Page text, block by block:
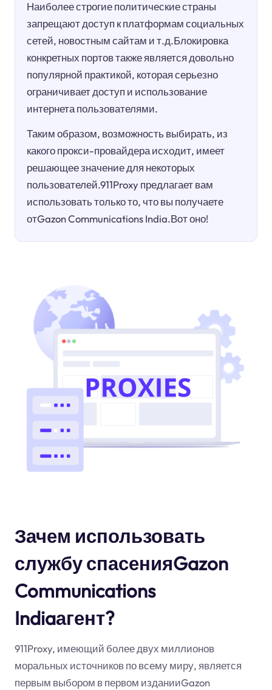
Наиболее строгие политические страны
запрещают доступ к платформам социальных
сетей, новостным сайтам и т.д.Блокировка
конкретных портов также является довольно
популярной практикой, которая серьезно
ограничивает доступ и использование
интернета пользователями.
Таким образом, возможность выбирать, из
какого прокси-провайдера исходит, имеет
решающее значение для некоторых
пользователей.911Proxy предлагает вам
использовать только то, что вы получаете
отGazon Communications India.Вот оно!
Зачем использовать
службу спасенияGazon
Communications
Indiaагент?
911Proxy, имеющий более двух миллионов
моральных источников по всему миру, является
первым выбором в первом изданииGazon